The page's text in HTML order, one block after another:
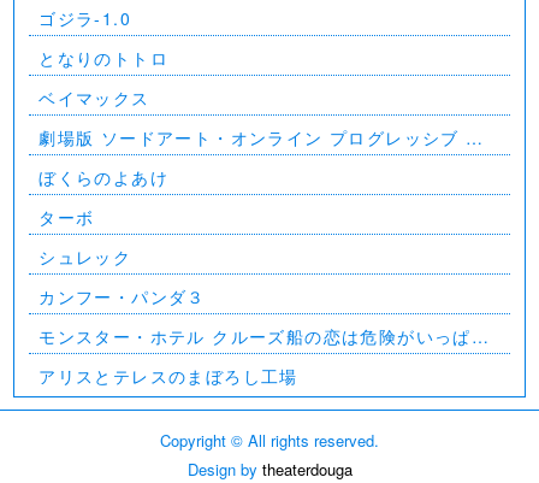
ゴジラ-1.0
となりのトトロ
ベイマックス
劇場版 ソードアート・オンライン プログレッシブ 星
なき夜のアリア
ぼくらのよあけ
ターボ
シュレック
カンフー・パンダ３
モンスター・ホテル クルーズ船の恋は危険がいっぱ
い？！
アリスとテレスのまぼろし工場
Copyright © All rights reserved.
Design by theaterdouga